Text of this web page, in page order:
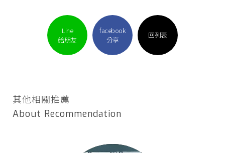
Line
給朋友
facebook
分享
回列表
其他相關推薦
About Recommendation